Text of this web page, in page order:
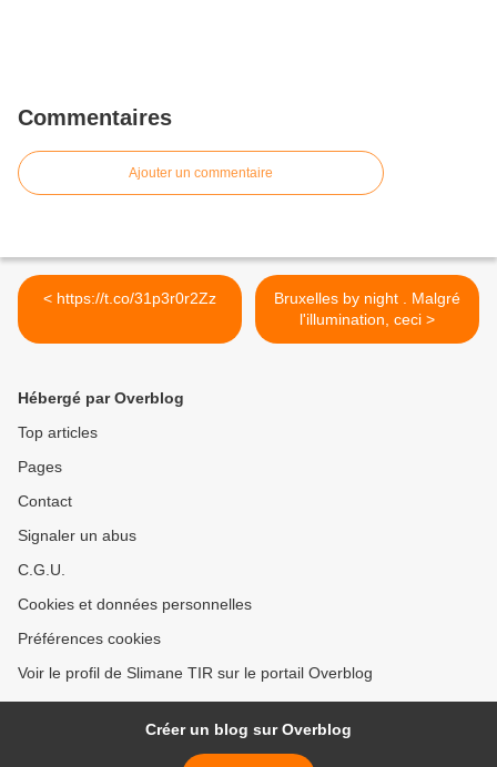
Commentaires
Ajouter un commentaire
< https://t.co/31p3r0r2Zz
Bruxelles by night . Malgré
l'illumination, ceci >
Hébergé par Overblog
Top articles
Pages
Contact
Signaler un abus
C.G.U.
Cookies et données personnelles
Préférences cookies
Voir le profil de Slimane TIR sur le portail Overblog
Créer un blog sur Overblog